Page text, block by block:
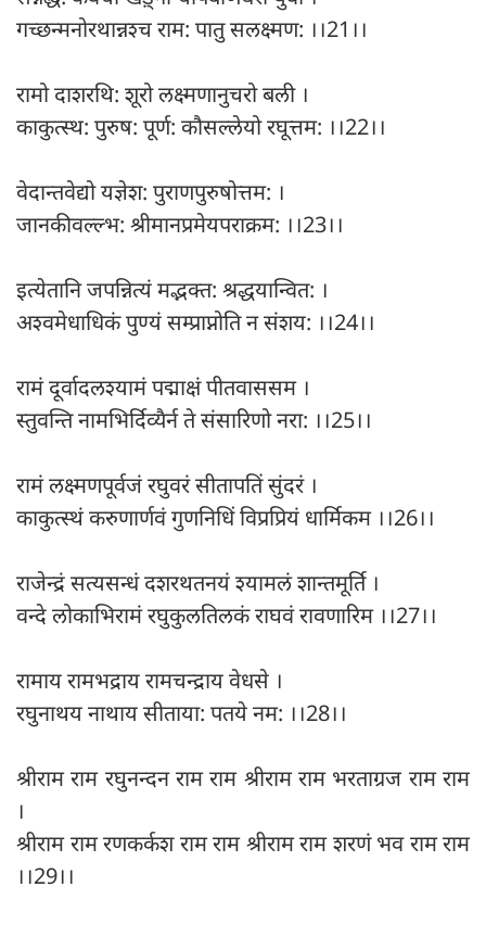
गच्छन्मनोरथान्नश्च राम: पातु सलक्ष्मण: ।।21।।
रामो दाशरथि: शूरो लक्ष्मणानुचरो बली ।
काकुत्स्थ: पुरुष: पूर्ण: कौसल्लेयो रघूत्तम: ।।22।।
वेदान्तवेद्यो यज्ञेश: पुराणपुरुषोत्तम: ।
जानकीवल्ल्भ: श्रीमानप्रमेयपराक्रम: ।।23।।
इत्येतानि जपन्नित्यं मद्भक्त: श्रद्धयान्वित: ।
अश्वमेधाधिकं पुण्यं सम्प्राप्नोति न संशय: ।।24।।
रामं दूर्वादलश्यामं पद्माक्षं पीतवाससम ।
स्तुवन्ति नामभिर्दिव्यैर्न ते संसारिणो नरा: ।।25।।
रामं लक्ष्मणपूर्वजं रघुवरं सीतापतिं सुंदरं ।
काकुत्स्थं करुणार्णवं गुणनिधिं विप्रप्रियं धार्मिकम ।।26।।
राजेन्द्रं सत्यसन्धं दशरथतनयं श्यामलं शान्तमूर्ति ।
वन्दे लोकाभिरामं रघुकुलतिलकं राघवं रावणारिम ।।27।।
रामाय रामभद्राय रामचन्द्राय वेधसे ।
रघुनाथय नाथाय सीताया: पतये नम: ।।28।।
श्रीराम राम रघुनन्दन राम राम श्रीराम राम भरताग्रज राम राम
।
श्रीराम राम रणकर्कश राम राम श्रीराम राम शरणं भव राम राम
।।29।।